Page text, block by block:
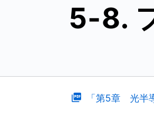
5-8.
「第5章 光半